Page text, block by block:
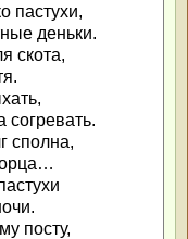
пастухи,
деньки.
скота,
согревать.
сполна,
посту,